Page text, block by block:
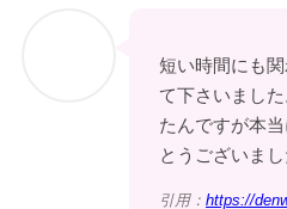
短い時間にも
て下さいまし
たんですが本
とうございまし
引用： https://